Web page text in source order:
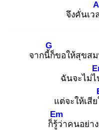
จึงคั่นเว
จากนี้ก็
G
ขอให้สุขสม
ฉันจะไม่ไ
แต่จะให้เสีย
ก็รู้ว่
Em
าคนอย่า